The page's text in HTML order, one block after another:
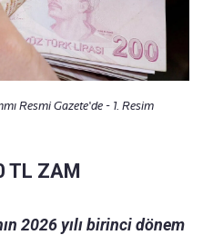
Resmi Gazete'de - 1. Resim
TL ZAM
2026 yılı birinci dönem